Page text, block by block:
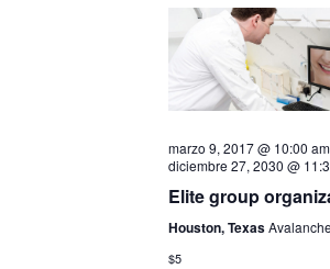
marzo 9, 2017 @ 10:00 am
diciembre 27, 2030 @
Elite group
Houston, Texas
$5